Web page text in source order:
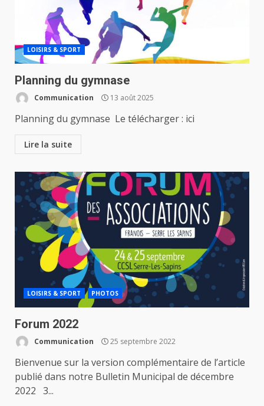
LOISIRS & SPORT
Planning du gymnase
Communication 13 août 2025
Planning du gymnase Le télécharger : ici
Lire la suite
LOISIRS & SPORT PHOTOS
Forum 2022
Communication 25 septembre 2022
Bienvenue sur la version complémentaire de l’article
publié dans notre Bulletin Municipal de décembre
2022 3...